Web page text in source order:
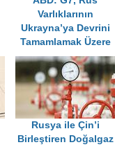
Varlıklarının
Ukrayna’ya Devrini
Tamamlamak Üzere
Rusya ile Çin’i
Birleştiren Doğalgaz